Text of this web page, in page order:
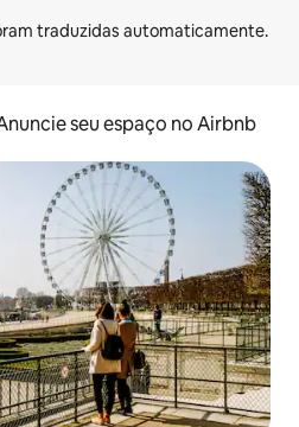
seu espaço no Airbnb